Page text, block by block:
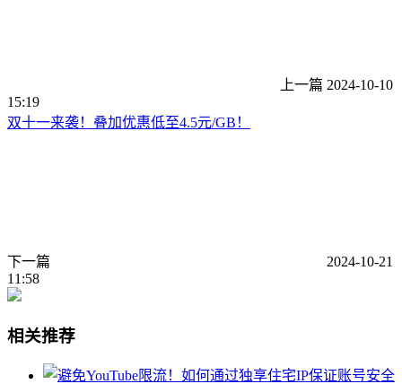
上一篇 2024-10-10
15:19
双十一来袭！叠加优惠低至4.5元/GB！
下一篇
2024-10-21
11:58
相关推荐